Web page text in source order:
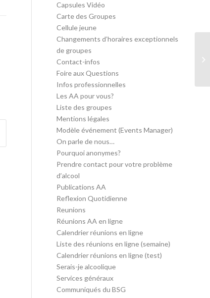
Capsules Vidéo
Carte des Groupes
Cellule jeune
Changements d’horaires exceptionnels
de groupes
Contact-infos
Foire aux Questions
Infos professionnelles
Les AA pour vous?
Liste des groupes
Mentions légales
Modèle événement (Events Manager)
On parle de nous…
Pourquoi anonymes?
Prendre contact pour votre problème
d’alcool
Publications AA
Reflexion Quotidienne
Reunions
Réunions AA en ligne
Calendrier réunions en ligne
Liste des réunions en ligne (semaine)
Calendrier réunions en ligne (test)
Serais-je alcoolique
Services généraux
Communiqués du BSG